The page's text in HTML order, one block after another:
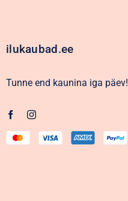
ilukaubad.ee
Tunne end kaunina iga päev!